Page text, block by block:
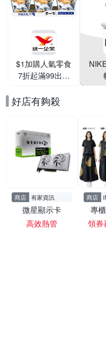
$1加購人氣零食
7折起滿99出貨
好店有夠殺
商店 有家資訊
微星顯示卡
高效熱管
商店
專
領券